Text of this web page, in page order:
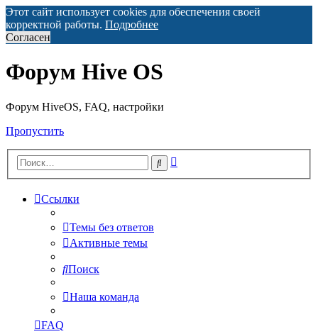
Этот сайт использует cookies для обеспечения своей
корректной работы. Подробнее
Согласен
Форум Hive OS
Форум HiveOS, FAQ, настройки
Пропустить
Поиск
Ссылки
Темы без ответов
Активные темы
Поиск
Наша команда
FAQ